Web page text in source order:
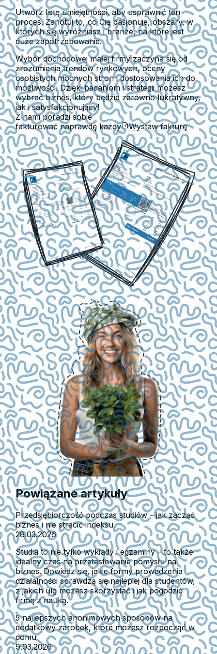
Utwórz listę umiejętności, aby usprawnić ten
proces. Zanotuj to, co Cię pasjonuje, obszary, w
których się wyróżniasz i branże, na które jest
duże zapotrzebowanie.
Wybór dochodowej małej firmy zaczyna się od
zrozumienia trendów rynkowych, oceny
osobistych mocnych stron i dostosowania ich do
możliwości. Dzięki badaniom i strategii możesz
wybrać biznes, który będzie zarówno lukratywny,
jak i satysfakcjonujący!
Z nami poradzi sobie
fakturować naprawdę każdy
Wystaw fakturę
Powiązane artykuły
Przedsiębiorczość podczas studiów – jak zacząć
biznes i nie stracić indeksu
28.03.2026
Studia to nie tylko wykłady i egzaminy – to także
idealny czas na przetestowanie pomysłu na
biznes. Dowiedz się, jakie formy prowadzenia
działalności sprawdzą się najlepiej dla studentów,
z jakich ulg możesz skorzystać i jak pogodzić
firmę z nauką.
5 najlepszych anonimowych sposobów na
dodatkowy zarobek, które możesz rozpocząć w
domu
9.03.2026